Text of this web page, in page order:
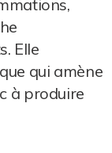
Elle
qui amène
à produire